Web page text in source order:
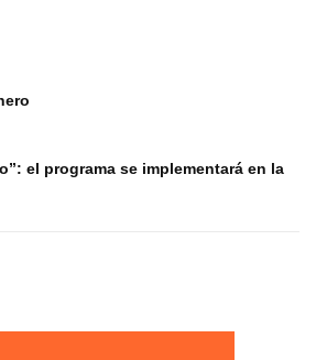
el programa se implementará en la